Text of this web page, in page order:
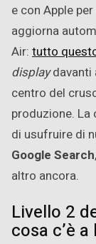
e con Apple
aggiorna
Air: tutto
displaydavanti
centro del
produzione.
di usufruire di
Google Search
altro ancora.
Livello 2
cosa c’è